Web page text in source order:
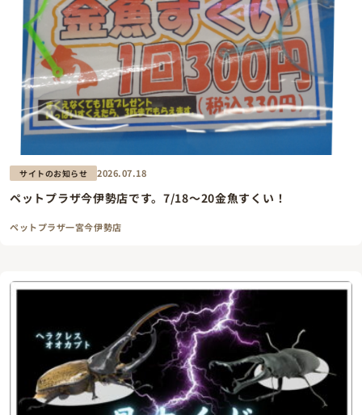
サイトのお知らせ 2026.07.18
ペットプラザ今伊勢店です。7/18～20金魚すくい！
ペットプラザ一宮今伊勢店